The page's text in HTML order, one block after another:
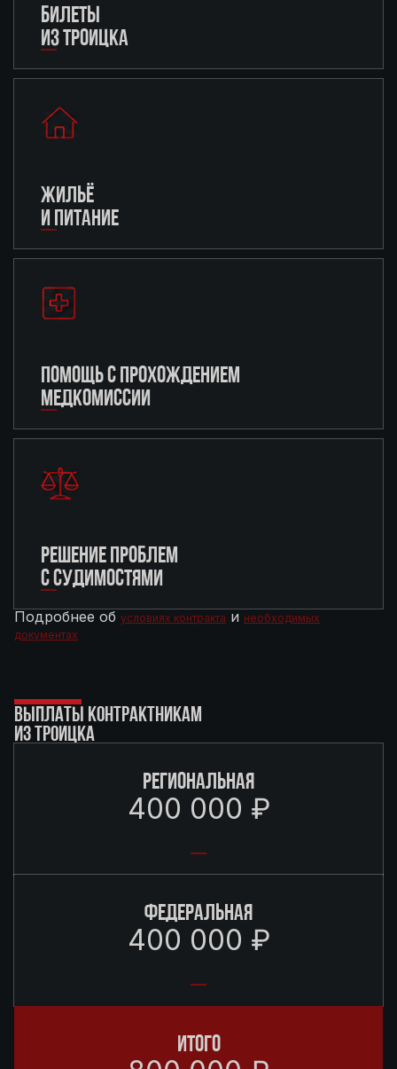
БИЛЕТЫ
ИЗ ТРОИЦКА
ЖИЛЬЁ
И ПИТАНИЕ
ПОМОЩЬ С ПРОХОЖДЕНИЕМ
МЕДКОМИССИИ
РЕШЕНИЕ ПРОБЛЕМ
С СУДИМОСТЯМИ
Подробнее об условиях контракта и необходимых
документах
ВЫПЛАТЫ КОНТРАКТНИКАМ
ИЗ ТРОИЦКА
РЕГИОНАЛЬНАЯ
400 000 ₽
ФЕДЕРАЛЬНАЯ
400 000 ₽
ИТОГО